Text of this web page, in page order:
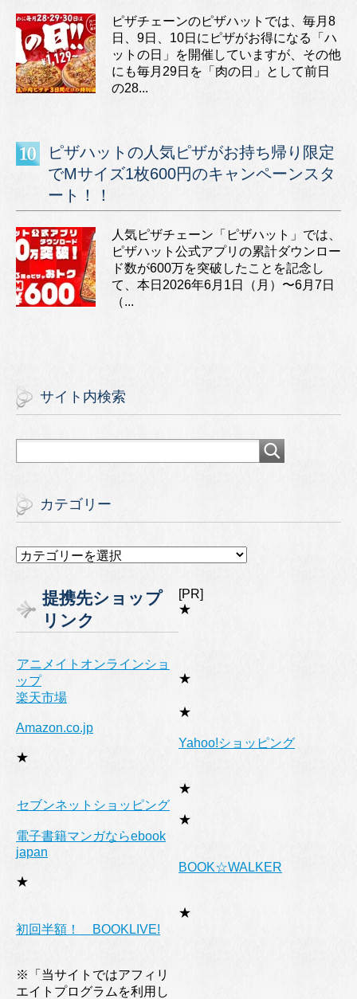
ピザチェーンのピザハットでは、毎月8
日、9日、10日にピザがお得になる「ハ
ットの日」を開催していますが、その他
にも毎月29日を「肉の日」として前日
の28...
ピザハットの人気ピザがお持ち帰り限定
でMサイズ1枚600円のキャンペーンスタ
ート！！
人気ピザチェーン「ピザハット」では、
ピザハット公式アプリの累計ダウンロー
ド数が600万を突破したことを記念し
て、本日2026年6月1日（月）〜6月7日
（...
サイト内検索
カテゴリー
カ
リ
ー
提携先ショップ
リンク
[PR]
★
アニメイトオンラインショ
ップ
★
楽天市場
★
Amazon.co.jp
★
Yahoo!ショッピング
★
セブンネットショッピング
★
電子書籍マンガならebook
japan
★
BOOK☆WALKER
★
初回半額！ BOOKLIVE!
※「当サイトではアフィリ
エイトプログラムを利用し